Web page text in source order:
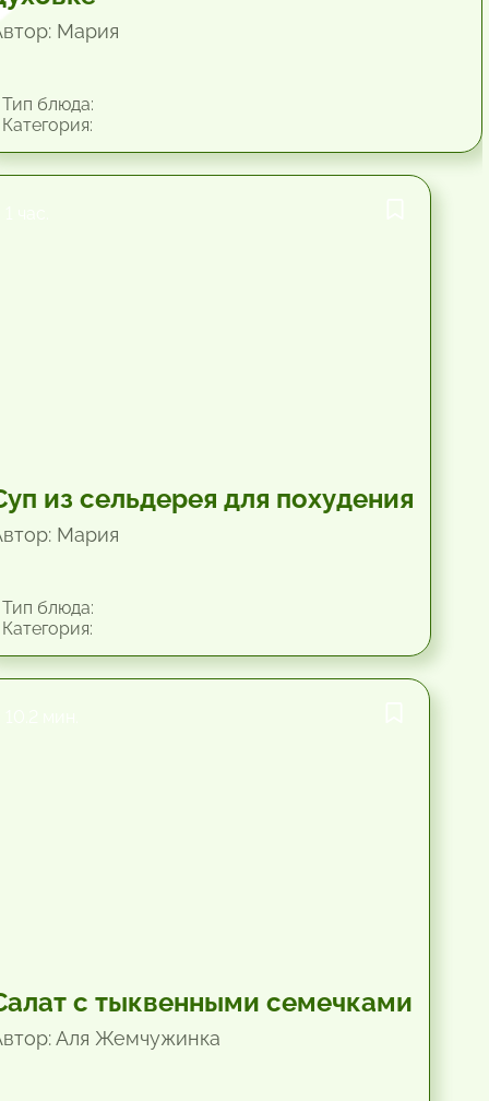
Мария
блюда:
из сельдерея для похудения
Мария
блюда:
с тыквенными семечками
Аля Жемчужинка